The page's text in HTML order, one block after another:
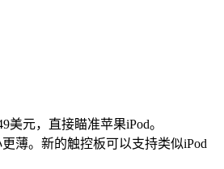
美元，直接瞄准苹果iPod。
薄。新的触控板可以支持类似iPod